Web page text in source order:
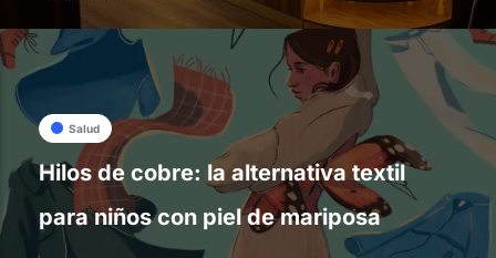
Salud
Hilos de cobre: la alternativa textil
para niños con piel de mariposa